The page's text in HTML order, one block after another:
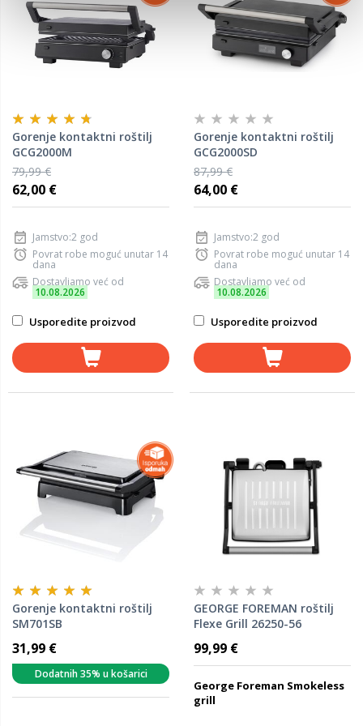
Gorenje kontaktni roštilj
GCG2000M
79,99 €
62,00 €
Jamstvo:2 god
Povrat robe moguć unutar 14
dana
Dostavljamo već od
10.08.2026
Usporedite proizvod
Gorenje kontaktni roštilj
GCG2000SD
87,99 €
64,00 €
Jamstvo:2 god
Povrat robe moguć unutar 14
dana
Dostavljamo već od
10.08.2026
Usporedite proizvod
Gorenje kontaktni roštilj
SM701SB
31,99 €
Dodatnih 35% u košarici
GEORGE FOREMAN roštilj
Flexe Grill 26250-56
99,99 €
George Foreman Smokeless
grill